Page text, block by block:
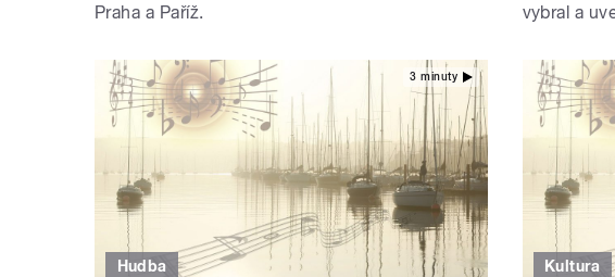
Praha a Paříž.
vybral a
3 minuty
Hudba Kultura